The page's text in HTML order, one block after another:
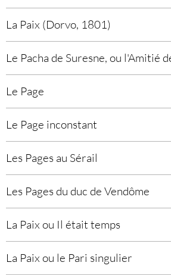
La Paix (Dorvo, 1801)
Le Pacha de Suresne, ou l'Amitié
Le Page
Le Page inconstant
Les Pages au Sérail
Les Pages du duc de Vendôme
La Paix ou Il était temps
La Paix ou le Pari singulier